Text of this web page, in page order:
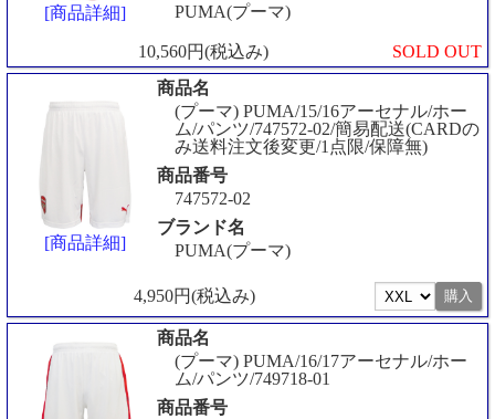
[商品詳細]
PUMA(プーマ)
10,560円(税込み) SOLD OUT
[商品詳細]
商品名
(プーマ) PUMA/15/16アーセナル/ホー
ム/パンツ/747572-02/簡易配送(CARDの
み送料注文後変更/1点限/保障無)
商品番号
747572-02
ブランド名
PUMA(プーマ)
4,950円(税込み)
商品名
(プーマ) PUMA/16/17アーセナル/ホー
ム/パンツ/749718-01
商品番号